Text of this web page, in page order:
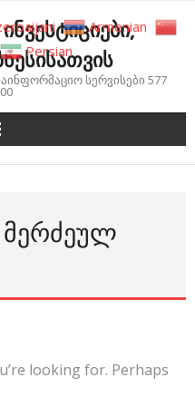
სერვისები 577
ᲛᲔᲠᲫᲔᲣᲚ
looking for. Perhaps
Armenian
Persian